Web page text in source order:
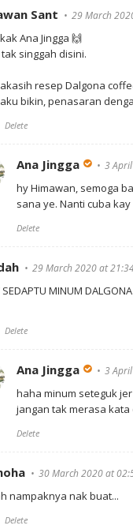
Sant 29 March
Ana Jingga 🙌
singgah disini.
resep Dalgona
bikin, penasaran
Delete
Ana Jingga 3
hy Himawan, semoga
sana ye. Nanti cuba kay
Delete
29 March 2020 at
MINUM
Delete
Ana Jingga 3
haha minum seteguk
jangan tak merasa kata
Delete
30 March 2020 at
nampaknya nak buat...
Delete